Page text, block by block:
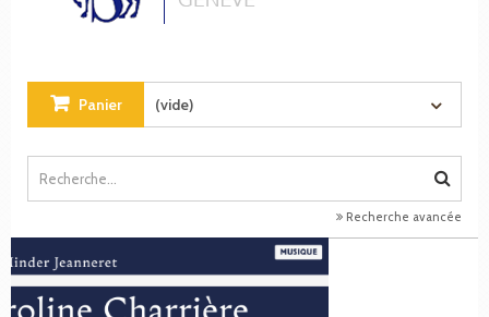
Panier (vide)
Recherche avancée